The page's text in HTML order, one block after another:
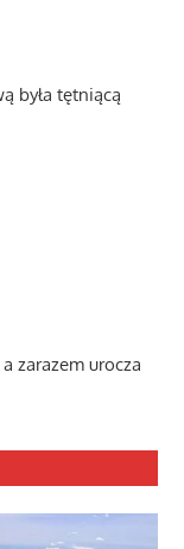
była tętniącą
zarazem urocza